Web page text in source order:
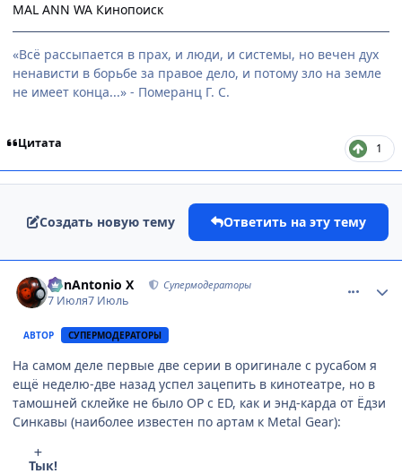
MAL ANN WA Кинопоиск
«Всё рассыпается в прах, и люди, и системы, но вечен дух
ненависти в борьбе за правое дело, и потому зло на земле
не имеет конца...» - Померанц Г. С.
Цитата 1
Создать новую тему Ответить на эту тему
BonAntonio X Супермодераторы
7 Июля7 Июль
АВТОР СУПЕРМОДЕРАТОРЫ
На самом деле первые две серии в оригинале с русабом я
ещё неделю-две назад успел зацепить в кинотеатре, но в
тамошней склейке не было OP c ED, как и энд-карда от Ёдзи
Синкавы (наиболее известен по артам к Metal Gear):
Тык!